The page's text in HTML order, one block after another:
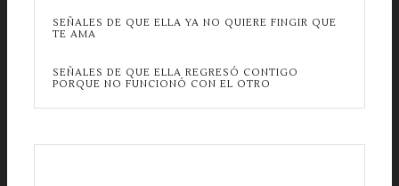
SEÑALES DE QUE ELLA YA NO QUIERE FINGIR QUE
TE AMA
SEÑALES DE QUE ELLA REGRESÓ CONTIGO
PORQUE NO FUNCIONÓ CON EL OTRO